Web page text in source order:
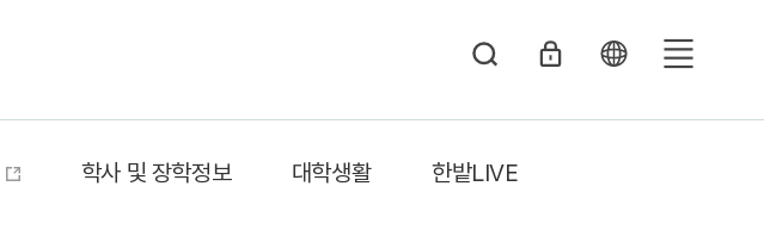
체
학사 및 장학정보 대학생활 한밭LIVE